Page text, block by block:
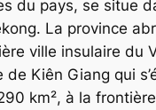
du pays, se situe
La province
ville insulaire du
de Kiên Giang qui
km², à la